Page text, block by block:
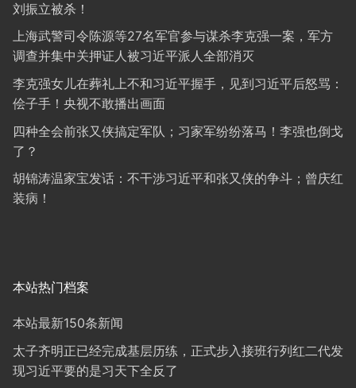
刘振立被杀！
上海武警司令陈源等27名军官参与谋杀李克强一案，军方
调查并集中关押证人被习近平派人全部消灭
李克强女儿在葬礼上不和习近平握手，见到习近平后怒骂：
侩子手！央视不敢播出画面
四种全会前张又侠搞定军队；习家军纷纷落马！李强也倒戈
了？
胡锦涛温家宝发话：不干涉习近平和张又侠的争斗；曾庆红
装病！
本站热门档案
本站最新150条新闻
太子齐明正已经完成基层历练，正式步入接班行列红二代发
现习近平要的是习天下全反了